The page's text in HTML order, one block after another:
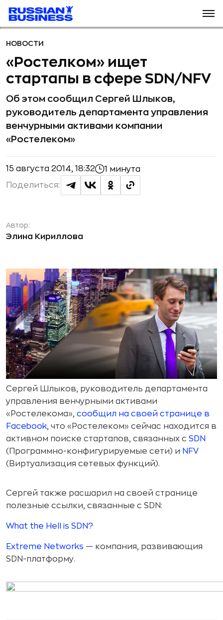
НОВОСТИ
«Ростелком» ищет
стартапы в сфере SDN/NFV
Об этом сообщил Сергей Шлыков,
руководитель департамента управления
венчурными активами компании
«Ростелеком»
15 августа 2014, 18:32 1 минута
Поделиться:
Автор:
Элина Кириллова
Сергей Шлыков, руководитель департамента
управления венчурными активами
«Ростелекома», сообщил на своей странице в
Facebook, что «Ростелеком» сейчас находится в
активном поиске стартапов, связанных с SDN
(Программно-конфигурируемые сети) и NFV
(Виртуализация сетевых функций).
Сергей также расшарил на своей странице
полезные ссылки, связанные c SDN:
What the Hell is SDN?
Extreme Networks — компания, развивающия
SDN-платформу.